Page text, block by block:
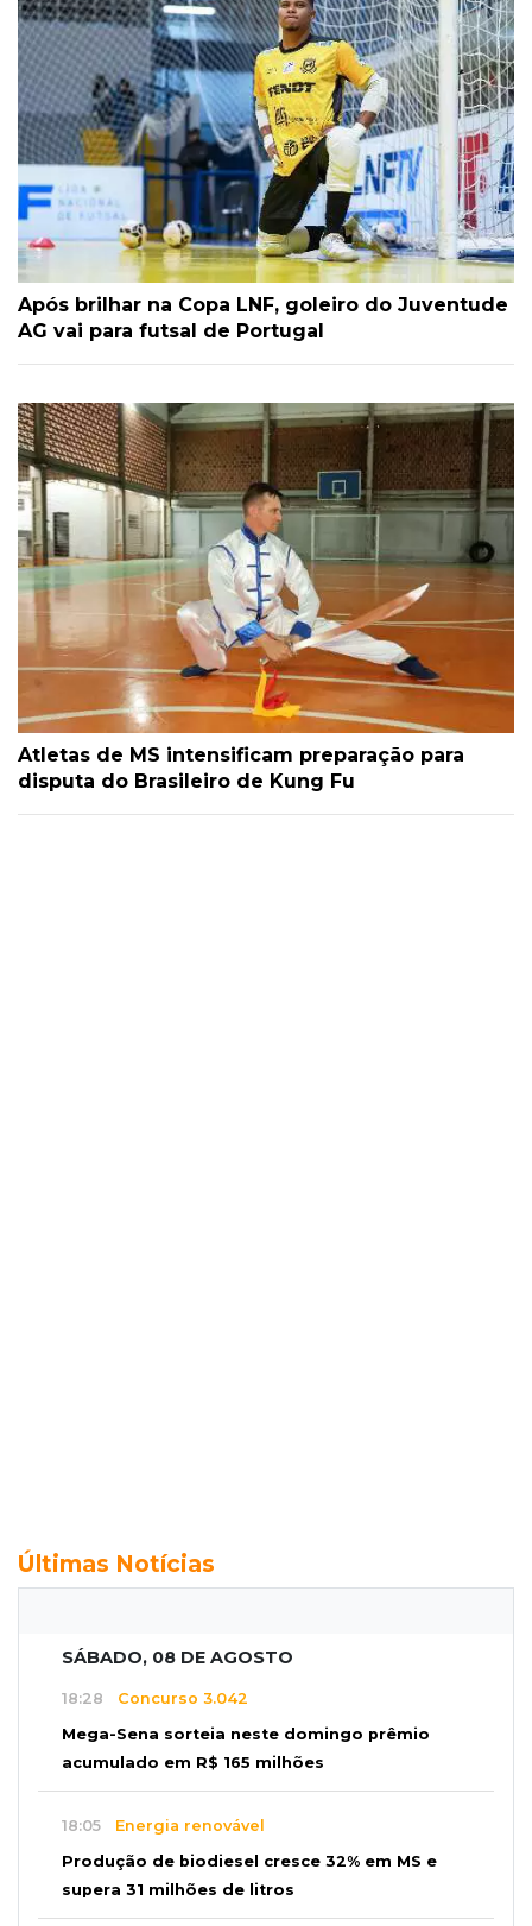
Após brilhar na Copa LNF, goleiro do Juventude
AG vai para futsal de Portugal
Atletas de MS intensificam preparação para
disputa do Brasileiro de Kung Fu
Últimas Notícias
SÁBADO, 08 DE AGOSTO
18:28 Concurso 3.042
Mega-Sena sorteia neste domingo prêmio
acumulado em R$ 165 milhões
18:05 Energia renovável
Produção de biodiesel cresce 32% em MS e
supera 31 milhões de litros